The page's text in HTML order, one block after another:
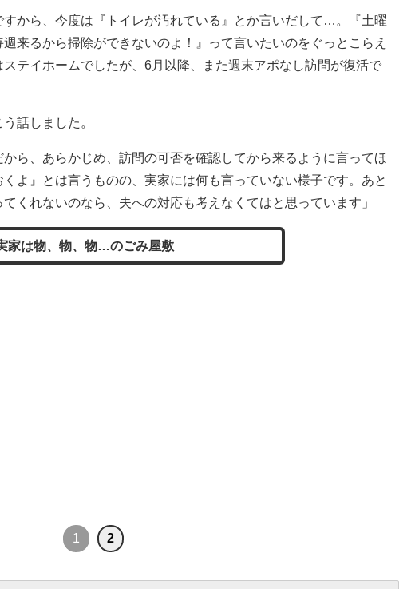
から、今度は『トイレが汚れている』とか言いだして…。『土曜
来るから掃除ができないのよ！』って言いたいのをぐっとこらえ
テイホームでしたが、6月以降、また週末アポなし訪問が復活で
話しました。
から、あらかじめ、訪問の可否を確認してから来るように言ってほ
よ』とは言うものの、実家には何も言っていない様子です。あと
くれないのなら、夫への対応も考えなくてはと思っています」
家は物、物、物…のごみ屋敷
1 2